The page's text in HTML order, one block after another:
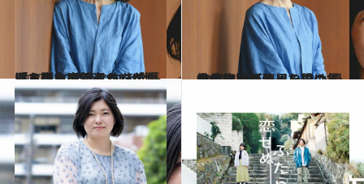
2022.10.24
「あなたは何者か」を問いながら 作品と向き合う、脚本家渡辺あやが 長澤まさみの新ドラマにかける思い
カルチャー 2022.10.24
鈴木亮平が演じる役は 過去痛い目にあった男の集合体!? 決死の思いでつくった物語とは
カルチャー